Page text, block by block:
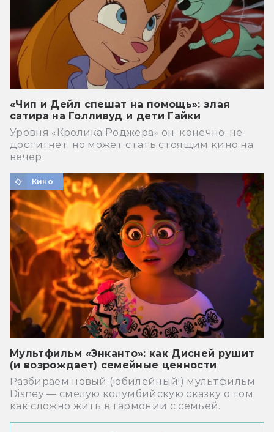
«Чип и Дейл спешат на помощь»: злая
сатира на Голливуд и дети Гайки
Уровня «Кролика Роджера» он, конечно, не
достигнет, но может стать стоящим кино на
вечер.
Кино
Мультфильм «Энканто»: как Дисней рушит
(и возрождает) семейные ценности
Разбираем новый (юбилейный!) мультфильм
Disney — смелую колумбийскую сказку о том,
как сложно жить в гармонии с семьёй.